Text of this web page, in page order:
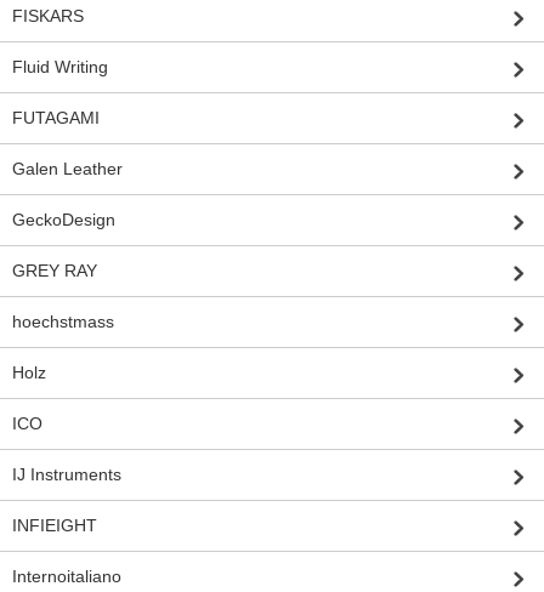
FISKARS
Fluid Writing
FUTAGAMI
Galen Leather
GeckoDesign
GREY RAY
hoechstmass
Holz
ICO
IJ Instruments
INFIEIGHT
Internoitaliano